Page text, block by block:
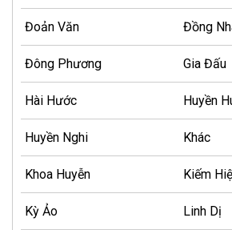
Đoản Văn Đồng
Đông Phương Gia Đấu
Hài Hước Huyền
Huyền Nghi Khác
Khoa Huyễn Kiếm
Kỳ Ảo Linh Dị